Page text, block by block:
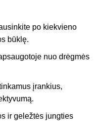
po kiekvieno
būklę.
nuo drėgmės
įrankius,
ir geležtės jungties